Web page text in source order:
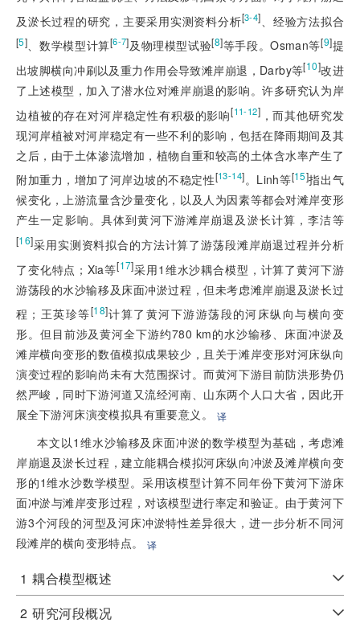
及淤长过程的研究，主要采用实测资料分析[3-4] 、经验方法拟合
[5]、数学模型计算[6-7]及物理模型试验[8]等手段。Osman等[9]提
出坡脚横向冲刷以及重力作用会导致滩岸崩退，Darby等[10]改进
了上述模型，加入了潜水位对滩岸崩退的影响。许多研究认为岸
边植被的存在对河岸稳定性有积极的影响[11-12] ，而其他研究发
现河岸植被对河岸稳定有一些不利的影响，包括在降雨期间及其
之后，由于土体渗流增加，植物自重和较高的土体含水率产生了
附加重力，增加了河岸边坡的不稳定性[13-14]。Linh等[15]指出气
候变化，上游流量含沙量变化，以及人为因素等都会对滩岸变形
产生一定影响。具体到黄河下游滩岸崩退及淤长计算，李洁等
[16]采用实测资料拟合的方法计算了游荡段滩岸崩退过程并分析
了变化特点；Xia等[17]采用1维水沙耦合模型，计算了黄河下游
游荡段的水沙输移及床面冲淤过程，但未考虑滩岸崩退及淤长过
程；王英珍等[18]计算了黄河下游游荡段的河床纵向与横向变
形。但目前涉及黄河全下游约780 km的水沙输移、床面冲淤及
滩岸横向变形的数值模拟成果较少，且关于滩岸变形对河床纵向
演变过程的影响尚未有大范围探讨。而黄河下游目前防洪形势仍
然严峻，同时下游河道又流经河南、山东两个人口大省，因此开
展全下游河床演变模拟具有重要意义。
译
本文以1维水沙输移及床面冲淤的数学模型为基础，考虑滩
岸崩退及淤长过程，建立能耦合模拟河床纵向冲淤及滩岸横向变
形的1维水沙数学模型。采用该模型计算不同年份下黄河下游床
面冲淤与滩岸变形过程，对该模型进行率定和验证。由于黄河下
游3个河段的河型及河床冲淤特性差异很大，进一步分析不同河
段滩岸的横向变形特点。
译
1 耦合模型概述
2 研究河段概况